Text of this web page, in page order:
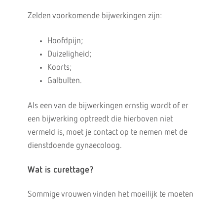
Zelden voorkomende bijwerkingen zijn:
Hoofdpijn;
Duizeligheid;
Koorts;
Galbulten.
Als een van de bijwerkingen ernstig wordt of er
een bijwerking optreedt die hierboven niet
vermeld is, moet je contact op te nemen met de
dienstdoende gynaecoloog.
Wat is curettage?
Sommige vrouwen vinden het moeilijk te moeten